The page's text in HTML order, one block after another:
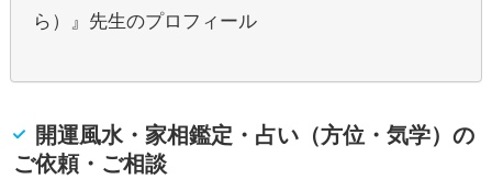
ら）』先生のプロフィール
開運風水・家相鑑定・占い（方位・気学）の
ご依頼・ご相談